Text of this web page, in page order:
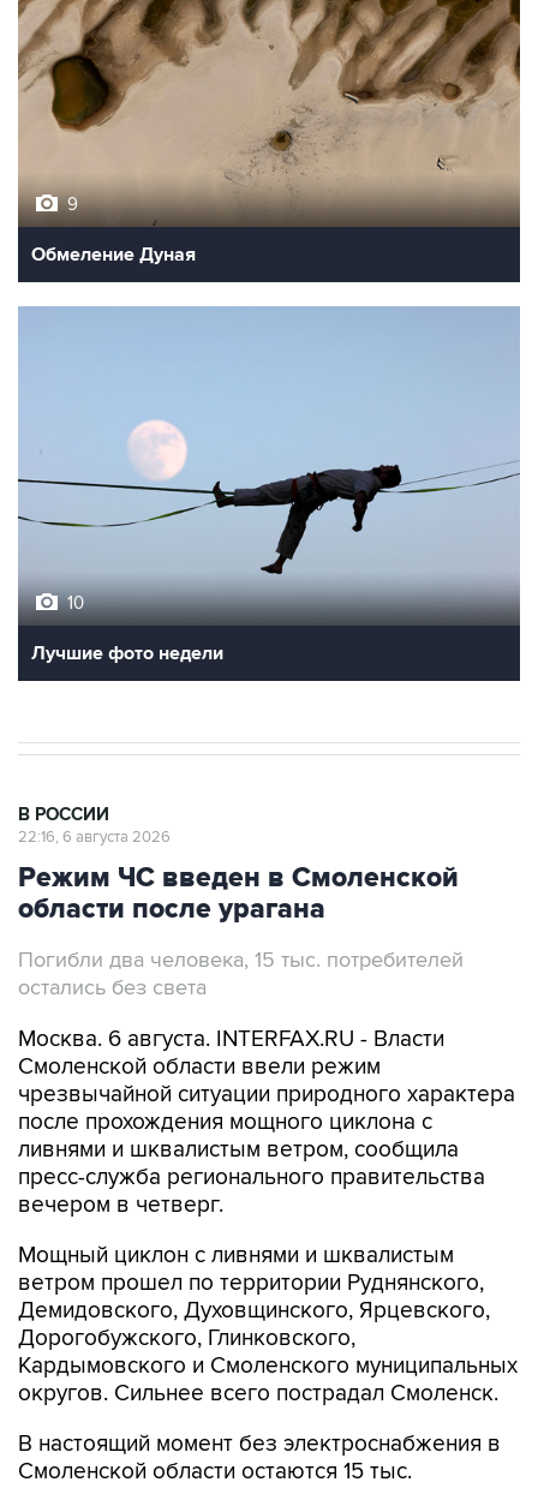
Обмеление Дуная
Лучшие фото недели
Режим ЧС введен в Смоленской
области после урагана
Погибли два человека, 15 тыс. потребителей
Москва. 6 августа. INTERFAX.RU - Власти
чрезвычайной ситуации природного характера
после прохождения мощного циклона с
ливнями и шквалистым ветром, сообщила
пресс-служба регионального правительства
вечером в четверг.
Мощный циклон с ливнями и шквалистым
Демидовского, Духовщинского, Ярцевского,
Дорогобужского, Глинковского,
Кардымовского и Смоленского муниципальных
округов. Сильнее всего пострадал Смоленск.
В настоящий момент без электроснабжения в
абонентов, повреждены 34 линии
электропередачи (6 и 10 кВ). За последний час